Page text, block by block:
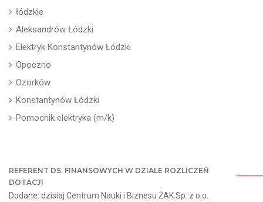
łódzkie
Aleksandrów Łódzki
Elektryk Konstantynów Łódzki
Opoczno
Ozorków
Konstantynów Łódzki
Pomocnik elektryka (m/k)
REFERENT DS. FINANSOWYCH W DZIALE ROZLICZEŃ
DOTACJI
Dodane: dzisiaj Centrum Nauki i Biznesu ŻAK Sp. z o.o.